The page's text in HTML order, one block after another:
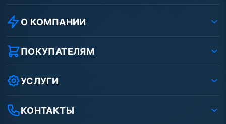
О КОМПАНИИ
О компании
Реквизиты ООО «Шоп АВД»
Условия соглашения
Вакансии
Статьи
ПОКУПАТЕЛЯМ
Как заказать?
Оплата
Лизинг
УСЛУГИ
Ремонт АВД
Сертификаты
КОНТАКТЫ